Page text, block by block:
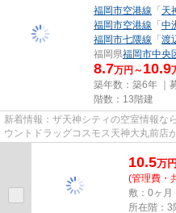
福岡市空港線 「天
福岡市空港線 「中
福岡市七隈線 「渡
福岡県福岡市中央
8.7万円～ 10.9
築年数：築6年 ｜
階数：13階建
新着情報：ザ天神シティの空室情報な
ウントドラッグコスモス天神大丸前店
ます。共用部にはエレベータ・...
10.5万円
(管理費・
敷：0ヶ月
所在階：3